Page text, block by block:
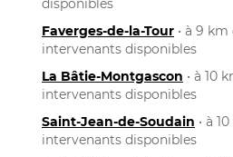
disponibles
Faverges-de-la-Tour • à 9 km
intervenants disponibles
La Bâtie-Montgascon • à 10
intervenants disponibles
Saint-Jean-de-Soudain • à
intervenants disponibles